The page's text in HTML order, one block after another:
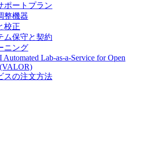
ポートプラン
整機器
校正
ム保守と契約
ニング
Lab-as-a-Service for Open
スの注文方法